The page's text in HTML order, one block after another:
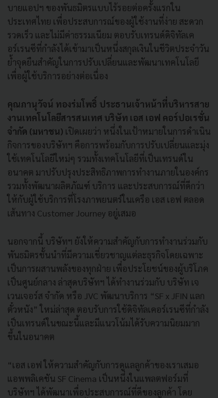
บายแอปฯ ของพันธมิตรแบบไร้รอยต่อครั้งแรกใน
ประเทศไทย เพื่อประสบการณ์ของผู้ใช้งานที่ง่าย สะดวก
รวดเร็ว และไม่มีค่าธรรมเนียม ตอบรับเทรนด์ดิจิทัลเค
อร์เรนซีที่กำลังได้เข้ามาเป็นหนึ่งสกุลเงินในชีวิตประจำวัน
ย้ำจุดยืนสำคัญในการปรับเปลี่ยนและพัฒนาเทคโนโลยี
เพื่อผู้ใช้บริการอย่างต่อเนื่อง
คุณภานุวัจน์ ทองร่มโพธิ์ ประธานเจ้าหน้าที่บริหารสาย
งานเทคโนโลยีสารสนเทศ บริษัท เอส เอฟ คอร์ปอเรชั่น
จำกัด (มหาชน) เปิดเผยว่า หนึ่งในเป้าหมายในการดำเนิน
กิจการของบริษัทฯ คือการพร้อมกับการปรับเปลี่ยนและมุ่ง
ใช้เทคโนโลยีใหม่ๆ รวมทั้งเทคโนโลยีที่เป็นเทรนด์ใน
อนาคต มาปรับปรุงประสิทธิภาพการทำงานภายในองค์กร
รวมทั้งพัฒนาผลิตภัณฑ์ บริการ และประสบการณ์ที่ดีกว่า
ให้กับผู้ใช้บริการที่โรงภาพยนตร์ในเครือ เอส เอฟ ตลอด
เส้นทาง Customer Journey อยู่เสมอ
นอกจากนี้ บริษัทฯ ยังให้ความสำคัญกับการทำงานร่วมกับ
พันธมิตรชั้นนำที่มีความเชี่ยวชาญแต่ละธุรกิจโดยเฉพาะ
เป็นการผสานพลังของทุกฝ่าย เพื่อประโยชน์ของผู้บริโภค
เป็นศูนย์กลาง ล่าสุดบริษัทฯ ได้ทำงานร่วมกับ บริษัท เจ
เวนเจอร์ส จำกัด หรือ JVC พัฒนาบริการ “SF x JFIN แลก
ตั๋วหนัง” ใหม่ล่าสุด ตอบรับการใช้ดิจิทัลเคอร์เรนซีที่กำลัง
เป็นเทรนด์ในขณะนี้และมีแนวโน้มได้รับความนิยมมาก
ขึ้นในอนาคต
“เอส เอฟ ให้ความสำคัญกับการดูแลลูกค้าของเราเสมอ
แอพพลิเคชัน SF Cinema เป็นหนึ่งในแพลตฟอร์มที่
บริษัทฯ ได้พัฒนาเพื่อประสบการณ์ที่ดีของลูกค้า โดย